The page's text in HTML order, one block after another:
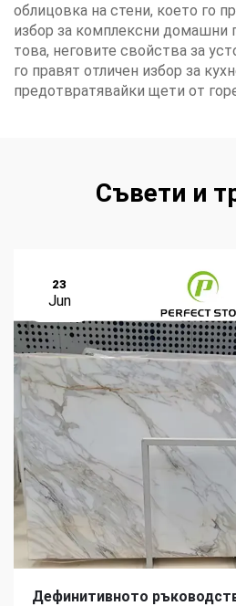
облицовка на стени, което го
избор за комплексни домашни
това, неговите свойства за
го правят отличен избор за
предотвратявайки щети от
Съвети и
23
Jun
Дефинитивното